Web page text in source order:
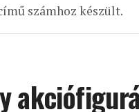
számhoz készült.